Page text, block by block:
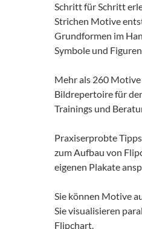
Schritt für Schritt
Strichen Motive
Grundformen im
Symbole und
Mehr als 260
Bildrepertoire für
Trainings und
Praxiserprobte
zum Aufbau von
eigenen Plakate
Sie können Motive
Sie visualisieren
Flipchart.